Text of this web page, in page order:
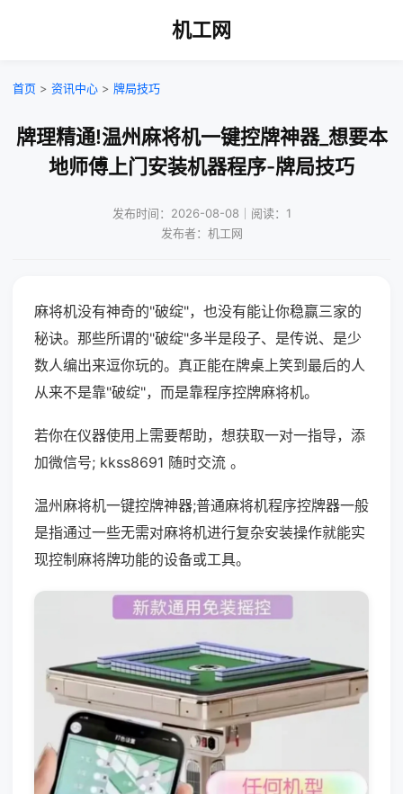
机工网
首页 > 资讯中心 > 牌局技巧
牌理精通!温州麻将机一键控牌神器_想要本
地师傅上门安装机器程序-牌局技巧
发布时间：2026-08-08｜阅读：1
发布者：机工网
麻将机没有神奇的"破绽"，也没有能让你稳赢三家的
秘诀。那些所谓的"破绽"多半是段子、是传说、是少
数人编出来逗你玩的。真正能在牌桌上笑到最后的人
从来不是靠"破绽"，而是靠程序控牌麻将机。
若你在仪器使用上需要帮助，想获取一对一指导，添
加微信号; kkss8691 随时交流 。
温州麻将机一键控牌神器;普通麻将机程序控牌器一般
是指通过一些无需对麻将机进行复杂安装操作就能实
现控制麻将牌功能的设备或工具。